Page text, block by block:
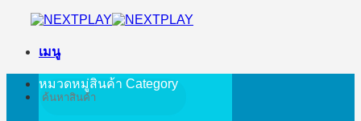
เมนู
ค้นหา:
หมวดหมู่สินค้า Category